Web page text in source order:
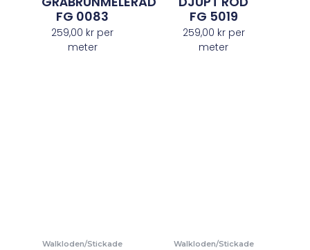
FG 0083
259,00 kr per
meter
FG 5019
259,00 krper
meter
Walkloden/Stickade Walkloden/Stickade